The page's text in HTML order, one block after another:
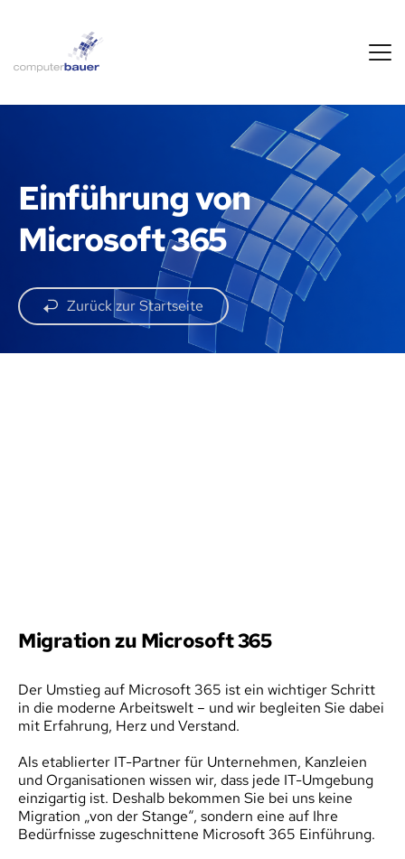
Einführung von
Microsoft 365
Zurück zur Startseite
Migration zu Microsoft 365
Der Umstieg auf Microsoft 365 ist ein wichtiger Schritt
in die moderne Arbeitswelt – und wir begleiten Sie dabei
mit Erfahrung, Herz und Verstand.
Als etablierter IT-Partner für Unternehmen, Kanzleien
und Organisationen wissen wir, dass jede IT-Umgebung
einzigartig ist. Deshalb bekommen Sie bei uns keine
Migration „von der Stange“, sondern eine auf Ihre
Bedürfnisse zugeschnittene Microsoft 365 Einführung.